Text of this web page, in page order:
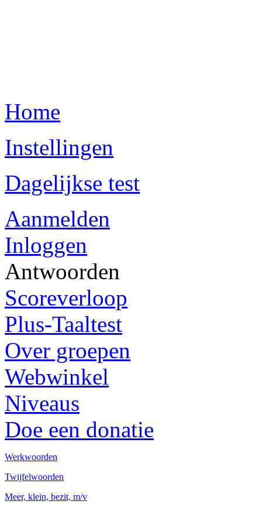
Home
Instellingen
Dagelijkse test
Aanmelden
Inloggen
Antwoorden
Scoreverloop
Plus-Taaltest
Over groepen
Webwinkel
Niveaus
Doe een donatie
Werkwoorden
Twijfelwoorden
Meer, klein, bezit, m/v